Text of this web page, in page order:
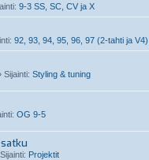
9-3 SS, SC, CV ja X
92, 93, 94, 95, 96, 97 (2-tahti ja V4)
Sijainti: Styling & tuning
OG 9-5
Projektit